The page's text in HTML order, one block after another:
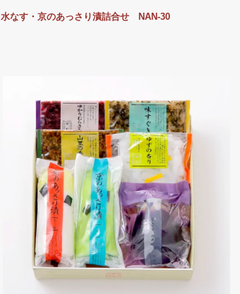
水なす・京のあっさり漬詰合せ NAN-30